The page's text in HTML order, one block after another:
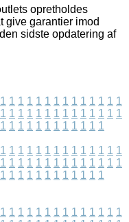
opretholdes
give garantier imod
sidste opdatering af
1 1 1 1 1 1 1 1 1 1 1 1 1 1
1 1 1 1 1 1 1 1 1 1 1 1 1 1
1 1 1 1 1 1 1 1 1 1 1 1
1 1 1 1 1 1 1 1 1 1 1 1 1 1
1 1 1 1 1 1 1 1 1 1 1 1 1 1
1 1 1 1 1 1 1 1 1 1 1 1
1 1 1 1 1 1 1 1 1 1 1 1 1 1